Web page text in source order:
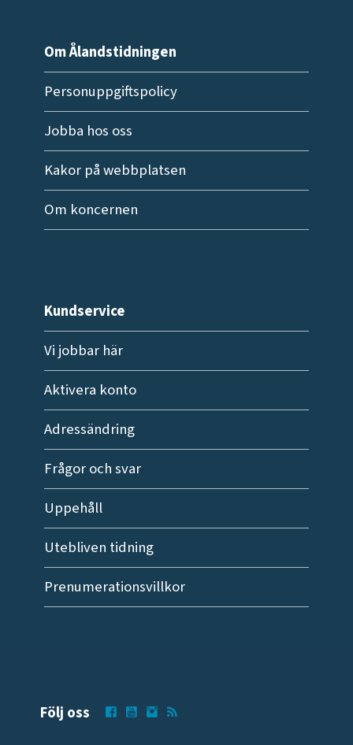
Om Ålandstidningen
Personuppgiftspolicy
Jobba hos oss
Kakor på webbplatsen
Om koncernen
Kundservice
Vi jobbar här
Aktivera konto
Adressändring
Frågor och svar
Uppehåll
Utebliven tidning
Prenumerationsvillkor
Följ oss